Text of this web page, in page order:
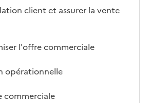
client et assurer la vente
l'offre commerciale
opérationnelle
commerciale